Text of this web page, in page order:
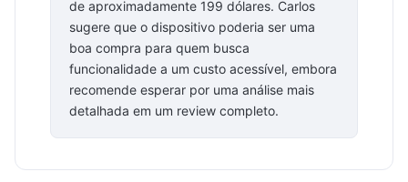
de aproximadamente 199 dólares. Carlos
sugere que o dispositivo poderia ser uma
boa compra para quem busca
funcionalidade a um custo acessível, embora
recomende esperar por uma análise mais
detalhada em um review completo.